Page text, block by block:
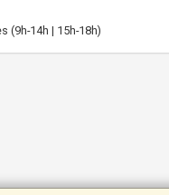
(9h-14h | 15h-18h)